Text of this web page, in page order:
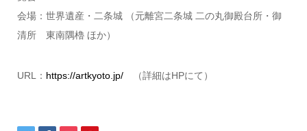
会場：世界遺産・二条城 （元離宮二条城 二の丸御殿台所・御
清所 東南隅櫓 ほか）
URL： https://artkyoto.jp/（詳細はHPにて）